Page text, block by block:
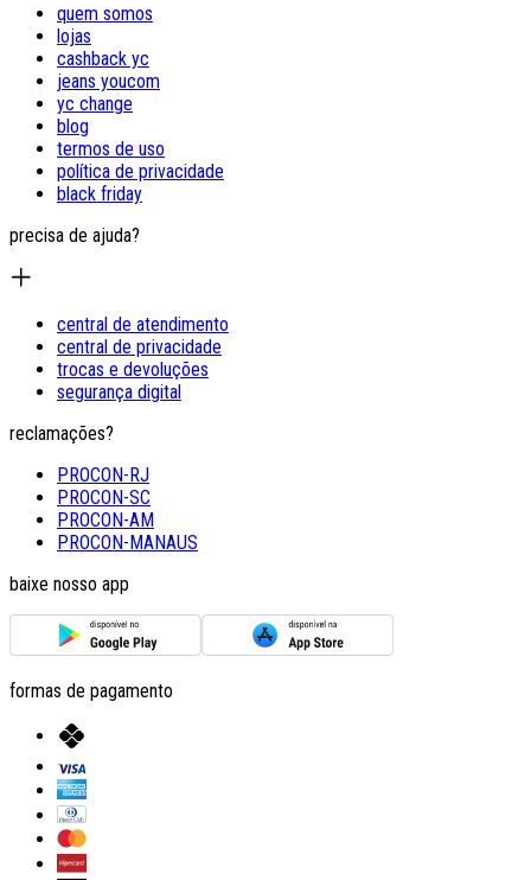
quem somos
lojas
cashback yc
jeans youcom
yc change
blog
termos de uso
política de privacidade
black friday
precisa de ajuda?
central de atendimento
central de privacidade
trocas e devoluções
segurança digital
reclamações?
PROCON-RJ
PROCON-SC
PROCON-AM
PROCON-MANAUS
baixe nosso app
formas de pagamento